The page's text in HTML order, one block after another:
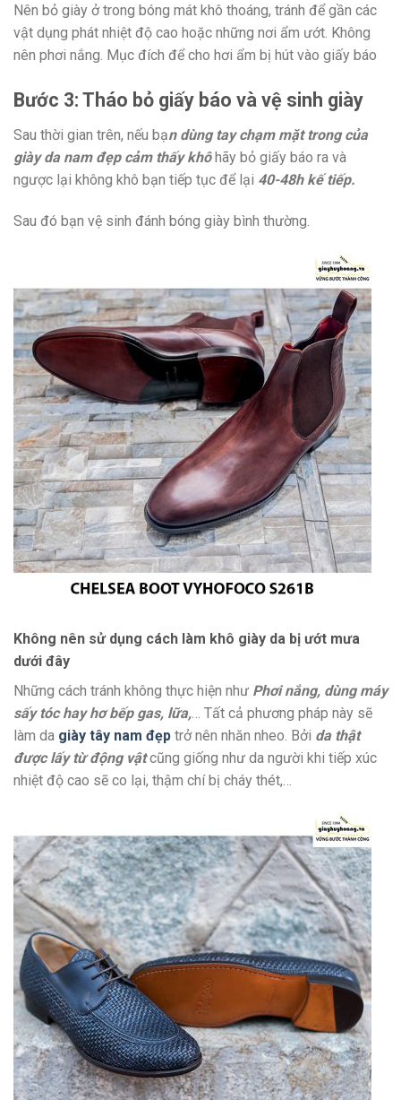
Nên bỏ giày ở trong bóng mát khô thoáng, tránh để gần các
vật dụng phát nhiệt độ cao hoặc những nơi ẩm ướt. Không
nên phơi nắng. Mục đích để cho hơi ẩm bị hút vào giấy báo
Bước 3: Tháo bỏ giấy báo và vệ sinh giày
Sau thời gian trên, nếu bạn dùng tay chạm mặt trong của
giày da nam đẹp cảm thấy khôhãy bỏ giấy báo ra và
ngược lại không khô bạn tiếp tục để lại 40-48h kế tiếp.
Sau đó bạn vệ sinh đánh bóng giày bình thường.
Không nên sử dụng cách làm khô giày da bị ướt mưa
dưới đây
Những cách tránh không thực hiện như Phơi nắng, dùng máy
sấy tóc hay hơ bếp gas, lữa,… Tất cả phương pháp này sẽ
làm da giày tây nam đẹp trở nên nhăn nheo. Bởi da thật
được lấy từ động vậtcũng giống như da người khi tiếp xúc
nhiệt độ cao sẽ co lại, thậm chí bị cháy thét,…